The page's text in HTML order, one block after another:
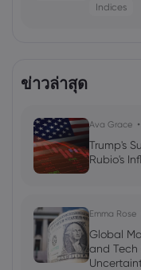
Indices
Dyogenes
EUR
ข่าวล่าสุด
Ava Grace
Trump's
Rubio's
Emma Rose
Global
and Tech